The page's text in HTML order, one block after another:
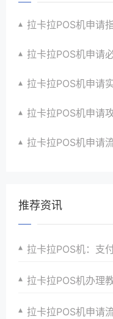
拉卡拉POS机申请指南：一
拉卡拉POS机申请必备知
拉卡拉POS机申请实战分享：
拉卡拉POS机申请攻略：助
拉卡拉POS机申请流程揭
推荐资讯
拉卡拉POS机：支
拉卡拉POS机办理教程：轻松几
拉卡拉POS机申请